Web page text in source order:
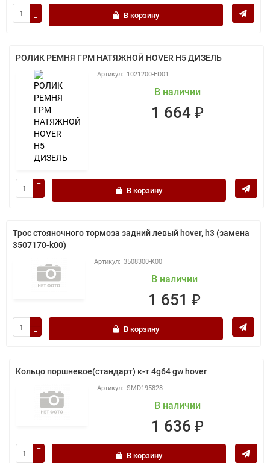
В корзину
РОЛИК РЕМНЯ ГРМ НАТЯЖНОЙ HOVER H5 ДИЗЕЛЬ
1021200-ED01
В наличии
1 664 ₽
В корзину
Трос стояночного тормоза задний левый hover, h3 (замена
3507170-k00)
3508300-K00
В наличии
1 651 ₽
В корзину
Кольцо поршневое(стандарт) к-т 4g64 gw hover
SMD195828
В наличии
1 636 ₽
В корзину